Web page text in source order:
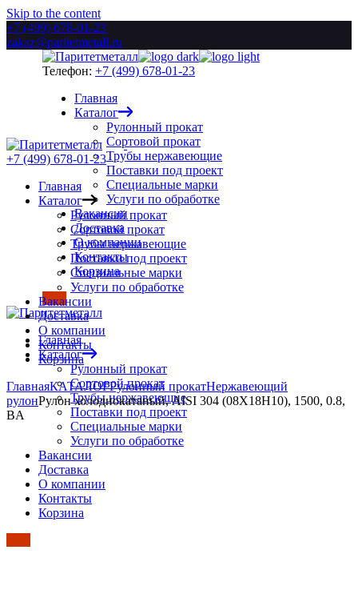
Skip to the content
+7 (499) 678-01-23
zakaz@paritetmetall.ru
Телефон: +7 (499) 678-01-23
Главная
Каталог
Рулонный прокат
Сортовой прокат
Трубы нержавеющие
Поставки под проект
Специальные марки
Услуги по обработке
Вакансии
Доставка
О компании
Контакты
Корзина
Главная
Каталог
Рулонный прокат
Сортовой прокат
Трубы нержавеющие
Поставки под проект
Специальные марки
Услуги по обработке
Вакансии
Доставка
О компании
Контакты
Корзина
+7 (499) 678-01-23
Главная
Каталог
Рулонный прокат
Сортовой прокат
Трубы нержавеющие
Поставки под проект
Специальные марки
Услуги по обработке
Вакансии
Доставка
О компании
Контакты
Корзина
ГлавнаяКАТАЛОГРулонный прокатНержавеющий
рулонРулон холоднокатаный, AISI 304 (08Х18Н10), 1500, 0.8,
BA